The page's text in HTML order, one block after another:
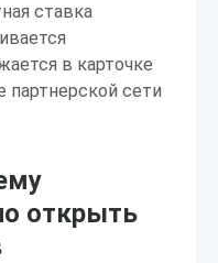
ставка
в карточке
партнерской сети
открыть